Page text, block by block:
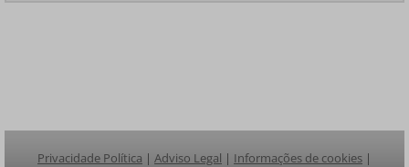
Privacidade Política | Adviso Legal | Informações de cookies |